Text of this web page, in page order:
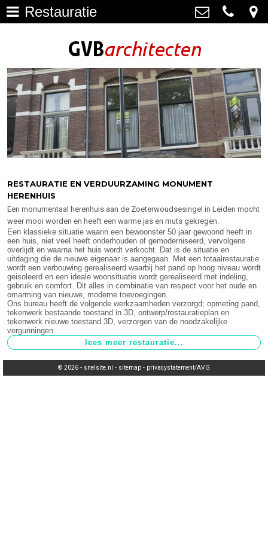
Bouwhistorie >
Onderhoud >
impressie oudere projecten >
Actueel
Contact >
GVB architecten
Haagweg 4-G3, 2311 AA Leiden
info@gvbarchitecten.nl
Restauratie
RESTAURATIE EN VERDUURZAMING MONUMENT
HERENHUIS
Een monumentaal herenhuis aan de Zoeterwoudsesingel in Leiden mocht
weer mooi worden en heeft een warme jas en muts gekregen.
Een klassieke situatie waarin een bewoonster 50 jaar gewoond heeft in
een huis, niet veel heeft onderhouden of gemoderniseerd, vervolgens
overlijdt en waarna het huis wordt verkocht. Dat is de situatie en
uitdaging die de nieuwe eigenaar is aangegaan. Met een totaalrestauratie
wordt een verbouwing gerealiseerd waarbij het pand op hoog niveau wordt
geisoleerd en een ideale woonsituatie wordt gerealiseerd met indeling,
gebruik en comfort. Dit alles in combinatie van respect voor het oude en
omarming van nieuwe, moderne toevoegingen.
Ons bureau heeft de volgende werkzaamheden verzorgd; opmeting pand,
tekenwerk bestaande toestand in 3D, ontwerp/restauratieplan en
tekenwerk nieuwe toestand 3D, verzorgen van de noodzakelijke
vergunningen.
© 2026 - snelsite.nl - sitemap - privacystatement/AVG